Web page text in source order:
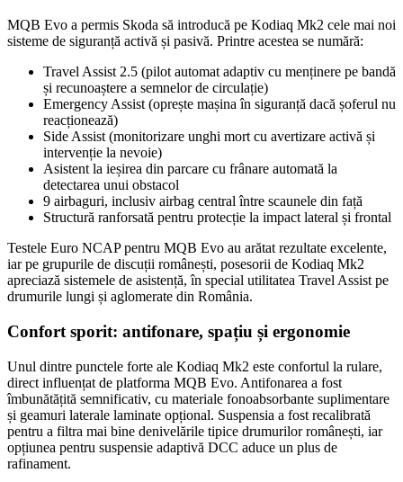
MQB Evo a permis Skoda să introducă pe Kodiaq Mk2 cele mai noi
sisteme de siguranță activă și pasivă. Printre acestea se numără:
Travel Assist 2.5 (pilot automat adaptiv cu menținere pe bandă
și recunoaștere a semnelor de circulație)
Emergency Assist (oprește mașina în siguranță dacă șoferul nu
reacționează)
Side Assist (monitorizare unghi mort cu avertizare activă și
intervenție la nevoie)
Asistent la ieșirea din parcare cu frânare automată la
detectarea unui obstacol
9 airbaguri, inclusiv airbag central între scaunele din față
Structură ranforsată pentru protecție la impact lateral și frontal
Testele Euro NCAP pentru MQB Evo au arătat rezultate excelente,
iar pe grupurile de discuții românești, posesorii de Kodiaq Mk2
apreciază sistemele de asistență, în special utilitatea Travel Assist pe
drumurile lungi și aglomerate din România.
Confort sporit: antifonare, spațiu și ergonomie
Unul dintre punctele forte ale Kodiaq Mk2 este confortul la rulare,
direct influențat de platforma MQB Evo. Antifonarea a fost
îmbunătățită semnificativ, cu materiale fonoabsorbante suplimentare
și geamuri laterale laminate opțional. Suspensia a fost recalibrată
pentru a filtra mai bine denivelările tipice drumurilor românești, iar
opțiunea pentru suspensie adaptivă DCC aduce un plus de
rafinament.